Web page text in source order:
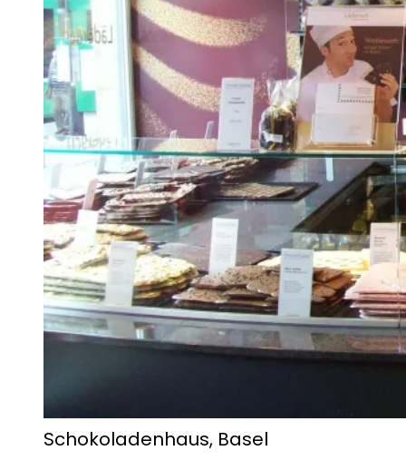
Schokoladenhaus, Basel